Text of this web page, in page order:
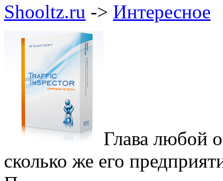
Shooltz.ru -> Интересное
Глава любой
сколько же его